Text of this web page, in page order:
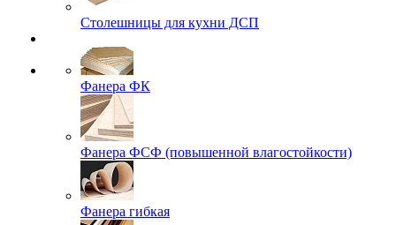
Столешницы для кухни ДСП
Фанера ФК
Фанера ФСФ (повышенной влагостойкости)
Фанера гибкая